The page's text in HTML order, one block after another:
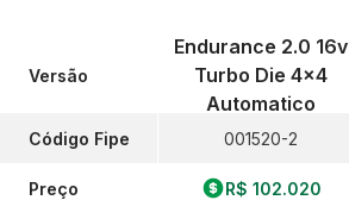
Versão
Código Fipe
Preço
Endurance 2.0 16v
Turbo Die 4x4
Automatico
001520-2
R$ 102.020